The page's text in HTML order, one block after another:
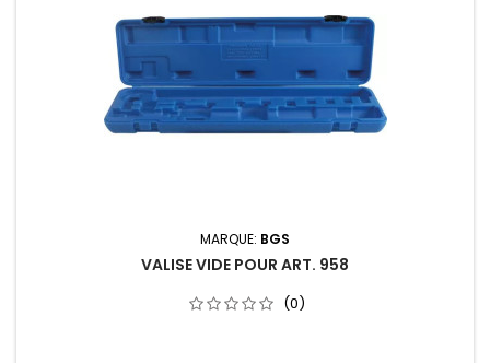
MARQUE: BGS
VALISE VIDE POUR ART. 958
(0)